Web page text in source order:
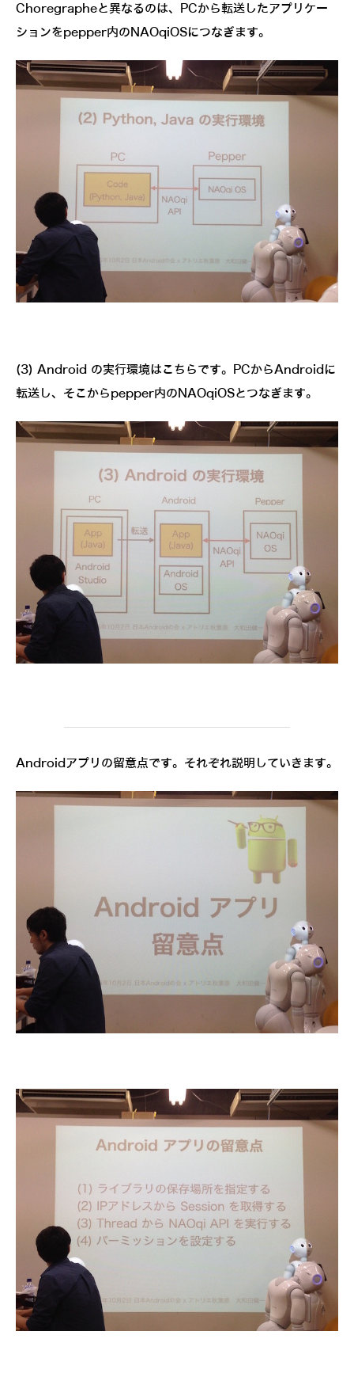
Choregrapheと異なるのは、PCから転送したアプリケー
ションをpepper内のNAOqiOSにつなぎます。
(3) Android の実行環境はこちらです。PCからAndroidに
転送し、そこからpepper内のNAOqiOSとつなぎます。
Androidアプリの留意点です。それぞれ説明していきます。